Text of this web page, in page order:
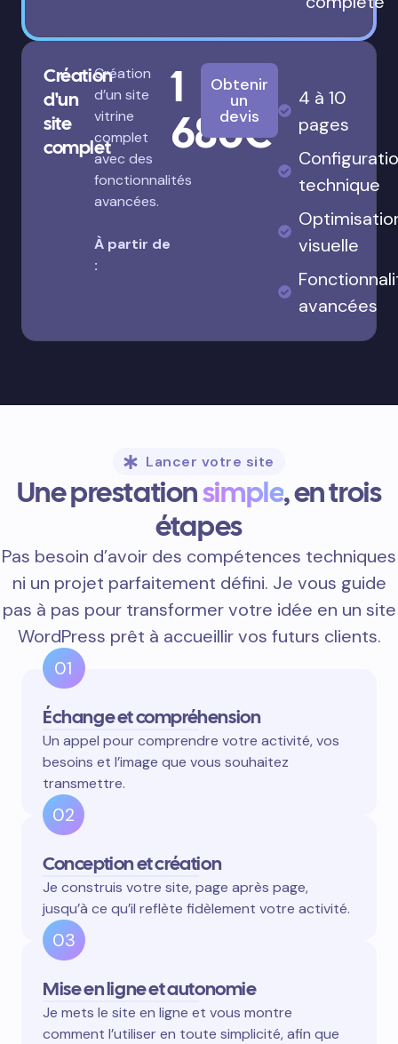
Création
d'un
site
complet
Création
d’un site
vitrine
complet
avec des
fonctionnalités
avancées.
À partir de
:
1
680€
Obtenir
un
devis
4 à 10
pages
technique
visuelle
avancées
Lancer votre site
Une prestationsimple, en trois
étapes
Pas besoin d’avoir des compétences techniques
ni un projet parfaitement défini. Je vous guide
pas à pas pour transformer votre idée en un site
WordPress prêt à accueillir vos futurs clients.
01
Échange et compréhension
Un appel pour comprendre votre activité, vos
besoins et l’image que vous souhaitez
transmettre.
02
Conception et création
Je construis votre site, page après page,
jusqu’à ce qu’il reflète fidèlement votre activité.
03
Mise en ligne et autonomie
Je mets le site en ligne et vous montre
comment l’utiliser en toute simplicité, afin que